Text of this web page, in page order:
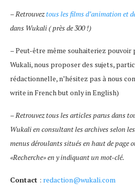
– Retrouveztous les films d’animation et
dans Wukali ( près de 300 !)
– Peut-être même souhaiteriez
Wukali, nous proposer des sujets,
rédactionnelle, n’hésitez pas à nous
write in French but only in English)
– Retrouvez tous les articles parus dans
Wukali en consultant les archives selon
menus déroulants situés en haut de page
«Recherche» en y indiquant un mot-clé.
Contact : redaction@wukali.com